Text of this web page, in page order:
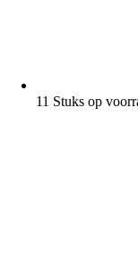
11 Stuks op